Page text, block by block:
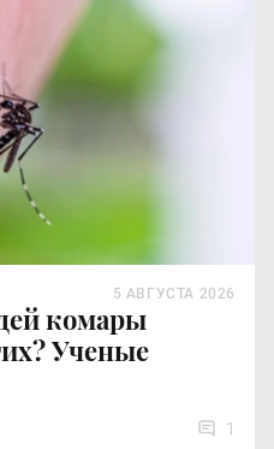
комары
Ученые
5 АВГУСТА 2026
1